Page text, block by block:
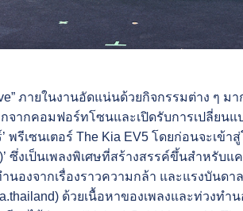
ภายในงานอัดแน่นด้วยกิจกรรมต่าง ๆ
จากคอมฟอร์ทโซนและเปิดรับการเปลี่ยน
พรีเซนเตอร์ The Kia EV5 โดยก่อนจะเข้
ซึ่งเป็นเพลงพิเศษที่สร้างสรรค์ขึ้นสำหรับ
นองจากเรื่องราวความกล้า และแรงบันดา
) ด้วยเนื้อหาของเพลงและท่วงทำ